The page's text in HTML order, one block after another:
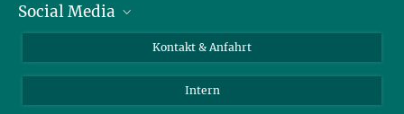
Pressebereich
Stellenangebote
Social Media
LinkedIn
Kontakt & Anfahrt
Intern